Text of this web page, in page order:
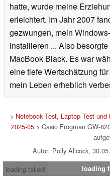
hatte, wurde meine
erleichtert. Im Jahr 2007
gezwungen, mein
installieren ... Also
MacBook Black. Es war
eine tiefe Wertschätzung
mein Leben erheblich
> Notebook Test, Laptop Test und
2025-05 > Casio Frogman GW-
Autor: Polly Allcock,
loading failed!
loading